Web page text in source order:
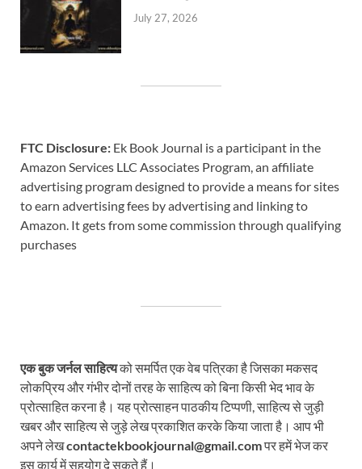
July 27, 2026
FTC Disclosure: Ek Book Journal is a participant in the
Amazon Services LLC Associates Program, an affiliate
advertising program designed to provide a means for sites
to earn advertising fees by advertising and linking to
Amazon. It gets from some commission through qualifying
purchases
एक बुक जर्नल साहित्यको समर्पित एक वेब पत्रिका है जिसका मकसद
लोकप्रिय और गंभीर दोनों तरह के साहित्य को बिना किसी भेद भाव के
प्रोत्साहित करना है। यह प्रोत्साहन पाठकीय टिप्पणी, साहित्य से जुड़ी
खबर और साहित्य से जुड़े लेख प्रकाशित करके किया जाता है। आप भी
अपने लेखcontactekbookjournal@gmail.comपर हमें भेज कर
इस कार्य में सहयोग दे सकते हैं।